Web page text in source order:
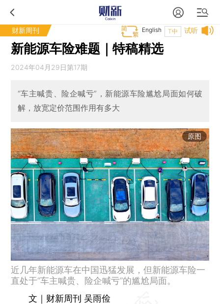
财新周刊 试听
T中
English
新能源车险难题｜特稿精选
2024年04月29日第17期
“车主喊贵、险企喊亏”，新能源车险尴尬局面如何破
解，放宽定价范围作用有多大
原图
近几年新能源车在中国迅猛发展，但新能源车险一
直处于“车主喊贵、险企喊亏”的尴尬局面。
文｜财新周刊 吴雨俭